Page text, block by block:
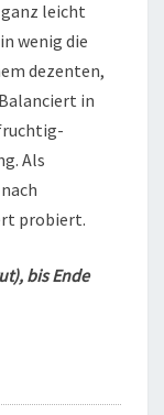
leicht
wenig die
dezenten,
in
Als
probiert.
bis Ende